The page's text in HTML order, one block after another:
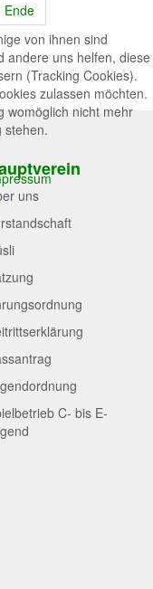
Ende
uns
C- bis E-
von ihnen sind
andere uns helfen, diese
(Tracking Cookies).
zulassen möchten.
womöglich nicht mehr
stehen.